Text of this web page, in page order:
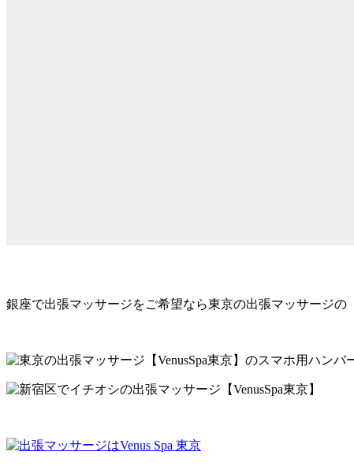
銀座で出張マッサージをご希望なら東京の出張マッサージの